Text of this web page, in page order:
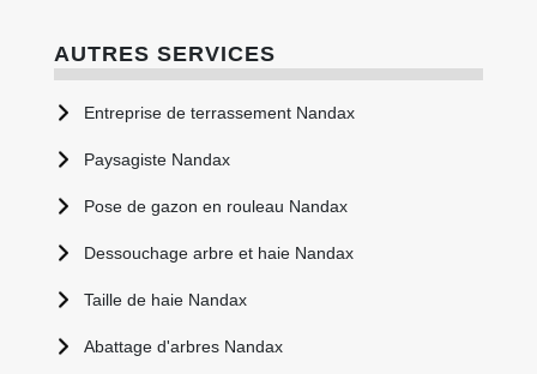
AUTRES SERVICES
Entreprise de terrassement Nandax
Paysagiste Nandax
Pose de gazon en rouleau Nandax
Dessouchage arbre et haie Nandax
Taille de haie Nandax
Abattage d'arbres Nandax